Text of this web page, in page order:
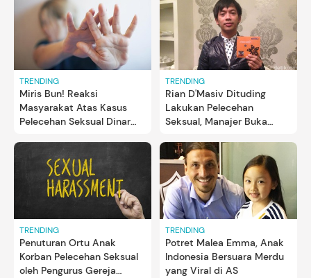
TRENDING
Miris Bun! Reaksi
Masyarakat Atas Kasus
Pelecehan Seksual Dinar
TRENDING
Rian D'Masiv Dituding
Lakukan Pelecehan
Seksual, Manajer Buka
TRENDING
Penuturan Ortu Anak
Korban Pelecehan Seksual
oleh Pengurus Gereja
TRENDING
Potret Malea Emma, Anak
Indonesia Bersuara Merdu
yang Viral di AS